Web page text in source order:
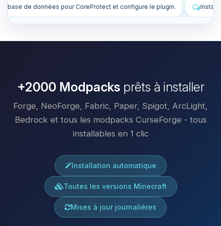
le plugin. Installe des plugins pour améliorer mon serveur.
+2000 Modpacks prêts à installer
Forge, NeoForge, Fabric, Paper, Spigot, ArcLight,
Bedrock et tous les modpacks CurseForge - tous
installables en 1 clic
Installation automatique
Toutes les versions Minecraft
Mises à jour journalières